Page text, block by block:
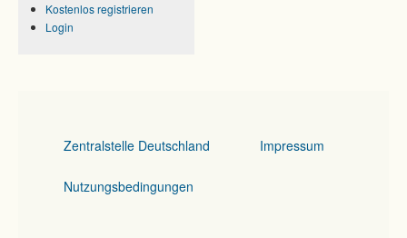
Kostenlos registrieren
Login
Zentralstelle Deutschland Impressum
Nutzungsbedingungen